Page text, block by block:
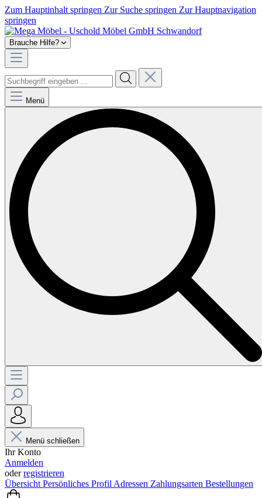
Zum Hauptinhalt springen Zur Suche springen Zur Hauptnavigation
springen
Brauche Hilfe?
Menü
Menü schließen
Ihr Konto
Anmelden
oderregistrieren
Übersicht Persönliches Profil Adressen Zahlungsarten Bestellungen